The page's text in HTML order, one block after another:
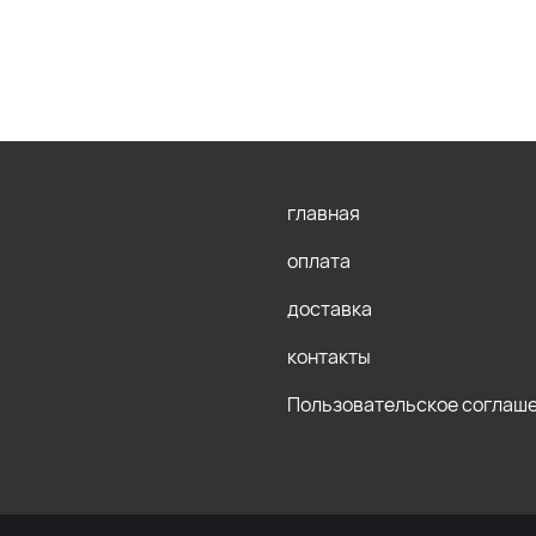
главная
оплата
доставка
контакты
Пользовательское